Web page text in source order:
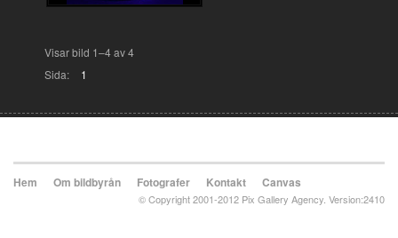
Visar bild 1–4 av 4
Sida:
1
Hem Om bildbyrån Fotografer Kontakt Canvas
© Copyright 2001-2012 Pix Gallery Agency. Version:2410